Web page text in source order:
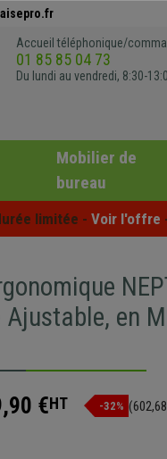
Accueil téléphonique/
01 85 85 04 73
Du lundi au vendredi, 8:30-
Mobilier de
bureau
limitée - Voir l'offre
Ajustable, en
€HT -32%